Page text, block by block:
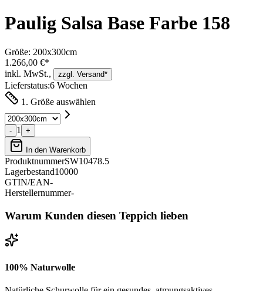
Paulig Salsa Base Farbe 158
Größe: 200x300cm
1.266,00 €*
inkl. MwSt.,
zzgl. Versand*
Lieferstatus:6 Wochen
1. Größe auswählen
- 1 +
In den Warenkorb
ProduktnummerSW10478.5
Lagerbestand10000
GTIN/EAN-
Herstellernummer-
Warum Kunden diesen Teppich lieben
100% Naturwolle